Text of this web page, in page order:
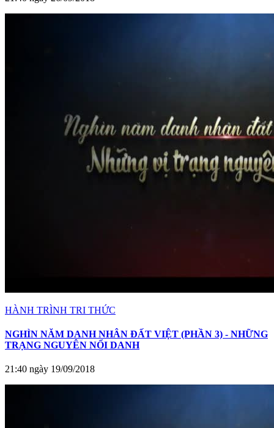
HÀNH TRÌNH TRI THỨC
NGHÌN NĂM DANH NHÂN ĐẤT VIỆT (PHẦN 3) - NHỮNG
TRẠNG NGUYÊN NỔI DANH
21:40 ngày 19/09/2018